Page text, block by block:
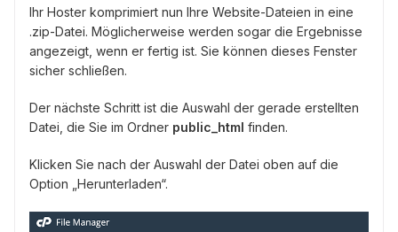
Ihr Hoster komprimiert nun Ihre Website-Dateien in eine
.zip-Datei. Möglicherweise werden sogar die Ergebnisse
angezeigt, wenn er fertig ist. Sie können dieses Fenster
sicher schließen.
Der nächste Schritt ist die Auswahl der gerade erstellten
Datei, die Sie im Ordner public_html finden.
Klicken Sie nach der Auswahl der Datei oben auf die
Option „Herunterladen“.